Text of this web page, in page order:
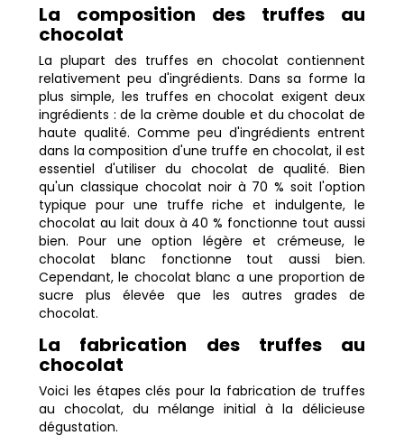
La composition des truffes au
chocolat
La plupart des truffes en chocolat contiennent
relativement peu d'ingrédients. Dans sa forme la
plus simple, les truffes en chocolat exigent deux
ingrédients : de la crème double et du chocolat de
haute qualité. Comme peu d'ingrédients entrent
dans la composition d'une truffe en chocolat, il est
essentiel d'utiliser du chocolat de qualité. Bien
qu'un classique chocolat noir à 70 % soit l'option
typique pour une truffe riche et indulgente, le
chocolat au lait doux à 40 % fonctionne tout aussi
bien. Pour une option légère et crémeuse, le
chocolat blanc fonctionne tout aussi bien.
Cependant, le chocolat blanc a une proportion de
sucre plus élevée que les autres grades de
chocolat.
La fabrication des truffes au
chocolat
Voici les étapes clés pour la fabrication de truffes
au chocolat, du mélange initial à la délicieuse
dégustation.